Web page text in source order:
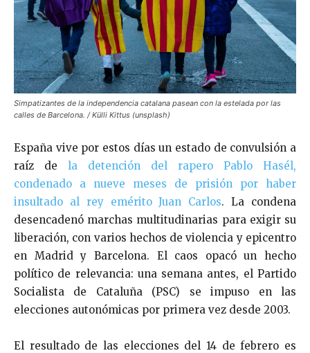
Simpatizantes de la independencia catalana pasean con la estelada por las
calles de Barcelona. / Külli Kittus (unsplash)
España vive por estos días un estado de convulsión a
raíz de la detención del rapero Pablo Hasél,
condenado a nueve meses de prisión por haber
insultado al rey emérito Juan Carlos. La condena
desencadenó marchas multitudinarias para exigir su
liberación, con varios hechos de violencia y epicentro
en Madrid y Barcelona. El caos opacó un hecho
político de relevancia: una semana antes, el Partido
Socialista de Cataluña (PSC) se impuso en las
elecciones autonómicas por primera vez desde 2003.
El resultado de las elecciones del 14 de febrero es